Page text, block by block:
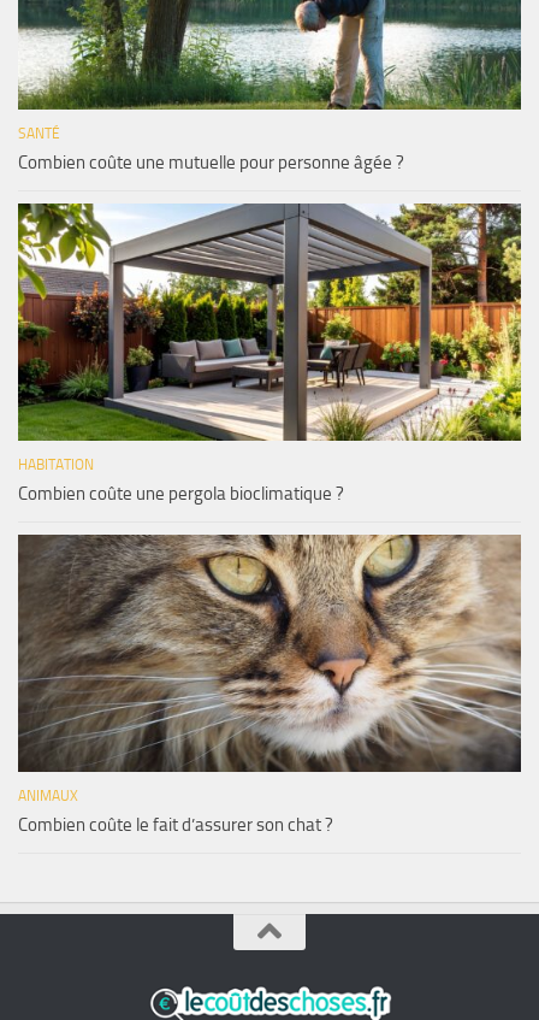
SANTÉ
Combien coûte une mutuelle pour personne âgée ?
HABITATION
Combien coûte une pergola bioclimatique ?
ANIMAUX
Combien coûte le fait d’assurer son chat ?